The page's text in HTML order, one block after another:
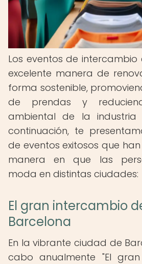
Los eventos de
excelente manera de
forma sostenible,
de prendas y
ambiental de la
continuación, te
de eventos exitosos que
manera en que las
moda en distintas ciudades:
El gran intercambio
Barcelona
En la vibrante ciudad de
cabo anualmente "El